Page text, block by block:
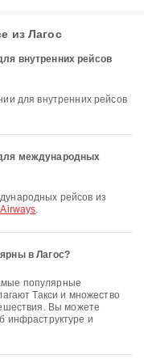
из Лагос
внутренних рейсов
для внутренних рейсов
международных
.
в Лагос?
популярные
Такси и множество
Вы можете
инфраструктуре и